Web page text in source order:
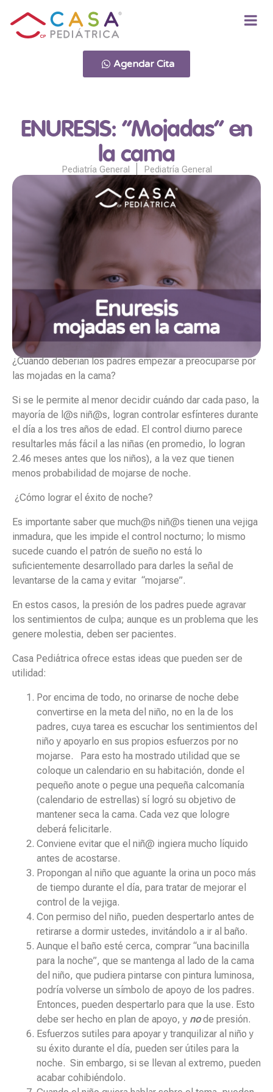
Agendar Cita
ENURESIS: “Mojadas” en
la cama
Pediatría General Pediatría General
¿Cuándo deberían los padres empezar a preocuparse por
las mojadas en la cama?
Si se le permite al menor decidir cuándo dar cada paso, la
mayoría de l@s niñ@s, logran controlar esfínteres durante
el día a los tres años de edad. El control diurno parece
resultarles más fácil a las niñas (en promedio, lo logran
2.46 meses antes que los niños), a la vez que tienen
menos probabilidad de mojarse de noche.
¿Cómo lograr el éxito de noche?
Es importante saber que much@s niñ@s tienen una vejiga
inmadura, que les impide el control nocturno; lo mismo
sucede cuando el patrón de sueño no está lo
suficientemente desarrollado para darles la señal de
levantarse de la cama y evitar “mojarse”.
En estos casos, la presión de los padres puede agravar
los sentimientos de culpa; aunque es un problema que les
genere molestia, deben ser pacientes.
Casa Pediátrica ofrece estas ideas que pueden ser de
utilidad:
Por encima de todo, no orinarse de noche debe
convertirse en la meta del niño, no en la de los
padres, cuya tarea es escuchar los sentimientos del
niño y apoyarlo en sus propios esfuerzos por no
mojarse. Para esto ha mostrado utilidad que se
coloque un calendario en su habitación, donde el
pequeño anote o pegue una pequeña calcomanía
(calendario de estrellas) sí logró su objetivo de
mantener seca la cama. Cada vez que lologre
deberá felicitarle.
Conviene evitar que el niñ@ ingiera mucho líquido
antes de acostarse.
Propongan al niño que aguante la orina un poco más
de tiempo durante el día, para tratar de mejorar el
control de la vejiga.
Con permiso del niño, pueden despertarlo antes de
retirarse a dormir ustedes, invitándolo a ir al baño.
Aunque el baño esté cerca, comprar “una bacinilla
para la noche”, que se mantenga al lado de la cama
del niño, que pudiera pintarse con pintura luminosa,
podría volverse un símbolo de apoyo de los padres.
Entonces, pueden despertarlo para que la use. Esto
debe ser hecho en plan de apoyo, y no de presión.
Esfuerzos sutiles para apoyar y tranquilizar al niño y
su éxito durante el día, pueden ser útiles para la
noche. Sin embargo, si se llevan al extremo, pueden
acabar cohibiéndolo.